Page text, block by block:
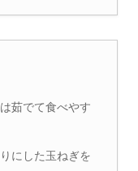
茹でて食べやす
にした玉ねぎを